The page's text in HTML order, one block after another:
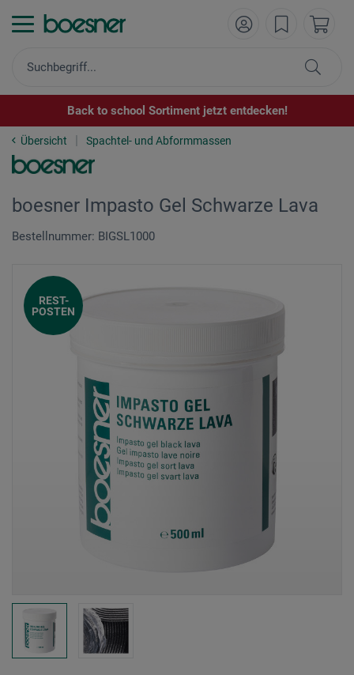
Back to school Sortiment jetzt entdecken!
Übersicht Spachtel- und Abformmassen
boesner Impasto Gel Schwarze Lava
Bestellnummer: BIGSL1000
REST-
POSTEN